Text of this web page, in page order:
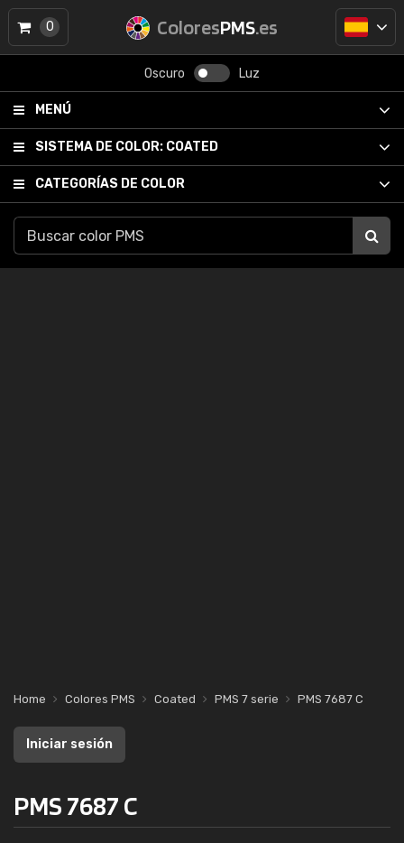
ColoresPMS.es
Oscuro Luz
MENÚ
SISTEMA DE COLOR: COATED
CATEGORÍAS DE COLOR
0
Home Colores PMS Coated PMS 7 serie PMS 7687 C
Iniciar sesión
PMS 7687 C